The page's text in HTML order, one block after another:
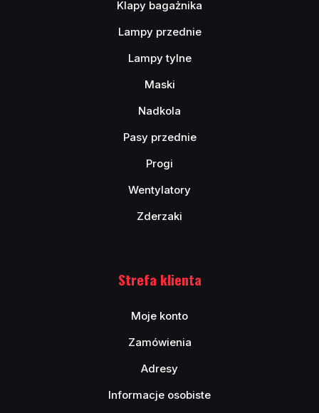
Klapy bagażnika
Lampy przednie
Lampy tylne
Maski
Nadkola
Pasy przednie
Progi
Wentylatory
Zderzaki
Strefa klienta
Moje konto
Zamówienia
Adresy
Informacje osobiste